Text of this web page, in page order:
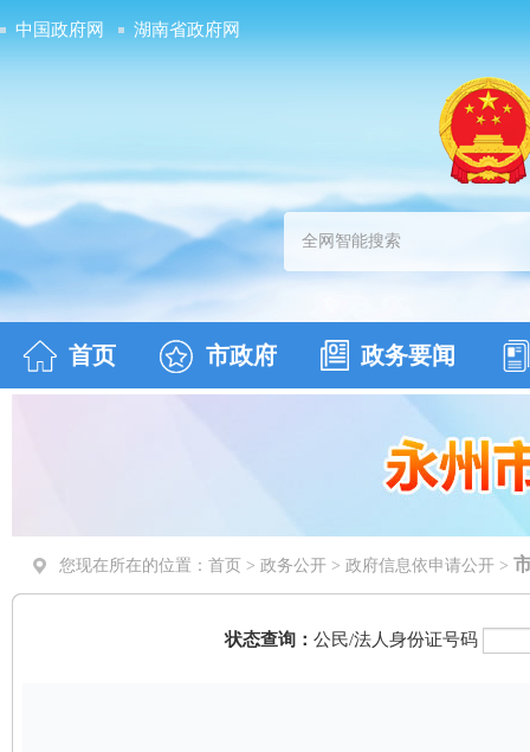
中国政府网 湖南省政府网
首页 市政府 政务要闻
您现在所在的位置： 首页 > 政务公开 > 政府信息依申请公开 >
状态查询： 公民/法人身份证号码